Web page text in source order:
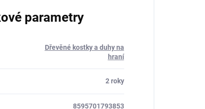
parametry
Dřevěné kostky a duhy na
hraní
2 roky
8595701793853